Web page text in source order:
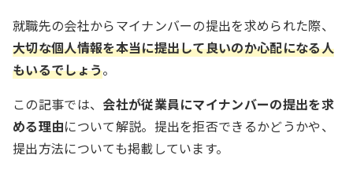
就職先の会社からマイナンバーの提出を求められた際、
大切な個人情報を本当に提出して良いのか心配になる人
もいるでしょう。
この記事では、 会社が従業員にマイナンバーの提出を求
める理由について解説。提出を拒否できるかどうかや、
提出方法についても掲載しています。